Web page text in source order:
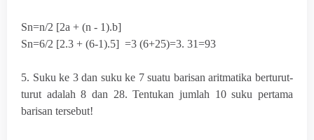
Sn=n/2 [2a + (n - 1).b]
Sn=6/2 [2.3 + (6-1).5] =3 (6+25)=3. 31=93
5. Suku ke 3 dan suku ke 7 suatu barisan aritmatika berturut-
turut adalah 8 dan 28. Tentukan jumlah 10 suku pertama
barisan tersebut!